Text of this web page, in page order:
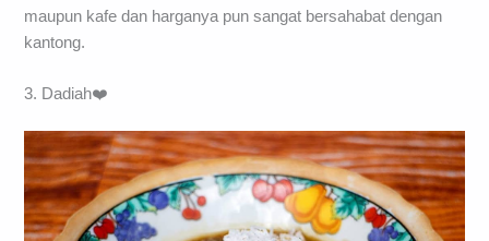
maupun kafe dan harganya pun sangat bersahabat dengan
kantong.
3. Dadiah❤️